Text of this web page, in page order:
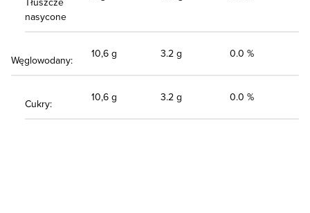
Tłuszcze
nasycone
Węglowodany:
10,6 g 3.2 g 0.0 %
Cukry:
10,6 g 3.2 g 0.0 %